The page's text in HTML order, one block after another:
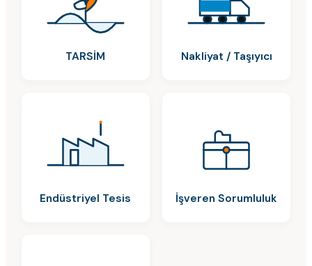
TARSİM Nakliyat / Taşıyıcı
Endüstriyel Tesis İşveren Sorumluluk